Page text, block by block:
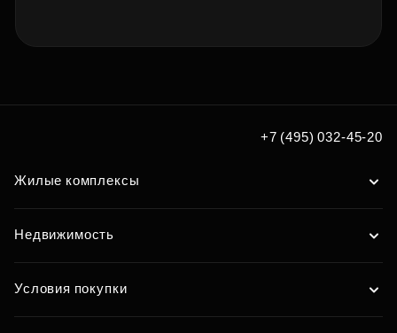
+7 (495) 032-45-20
Жилые комплексы
Недвижимость
Условия покупки